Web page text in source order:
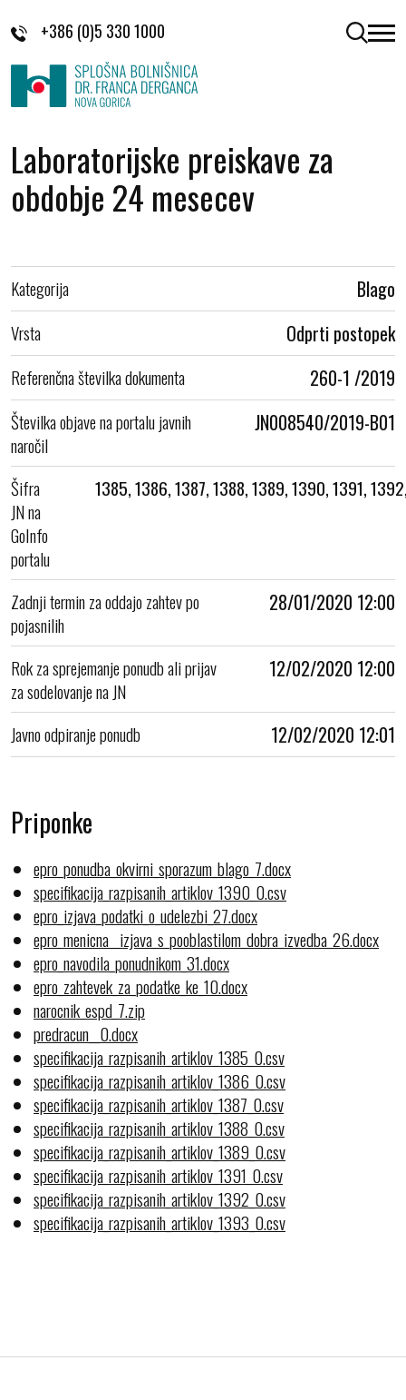
+386 (0)5 330 1000 odpri
Laboratorijske preiskave za
obdobje 24 mesecev
Kategorija Blago
Vrsta Odprti postopek
Referenčna številka dokumenta 260-1 /2019
Številka objave na portalu javnih
naročil
JN008540/2019-B01
Šifra
JN na
GoInfo
portalu
1385, 1386, 1387, 1388, 1389, 1390, 1391,
Zadnji termin za oddajo zahtev po
pojasnilih
28/01/2020 12:00
Rok za sprejemanje ponudb ali prijav
za sodelovanje na JN
12/02/2020 12:00
Javno odpiranje ponudb 12/02/2020 12:01
Priponke
epro_ponudba_okvirni_sporazum_blago_7.docx
specifikacija_razpisanih_artiklov_1390_0.csv
epro_izjava_podatki_o_udelezbi_27.docx
epro_menicna__izjava_s_pooblastilom_dobra_izvedba_26.docx
epro_navodila_ponudnikom_31.docx
epro_zahtevek_za_podatke_ke_10.docx
narocnik_espd_7.zip
predracun__0.docx
specifikacija_razpisanih_artiklov_1385_0.csv
specifikacija_razpisanih_artiklov_1386_0.csv
specifikacija_razpisanih_artiklov_1387_0.csv
specifikacija_razpisanih_artiklov_1388_0.csv
specifikacija_razpisanih_artiklov_1389_0.csv
specifikacija_razpisanih_artiklov_1391_0.csv
specifikacija_razpisanih_artiklov_1392_0.csv
specifikacija_razpisanih_artiklov_1393_0.csv